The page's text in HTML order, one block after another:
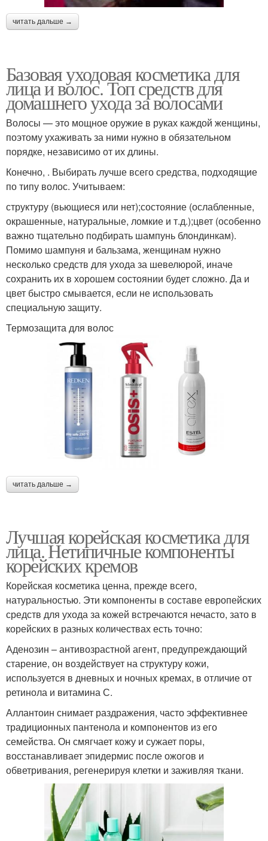
читать дальше →
Базовая уходовая косметика для
лица и волос. Топ средств для
домашнего ухода за волосами
Волосы — это мощное оружие в руках каждой женщины,
поэтому ухаживать за ними нужно в обязательном
порядке, независимо от их длины.
Конечно, . Выбирать лучше всего средства, подходящие
по типу волос. Учитываем:
структуру (вьющиеся или нет);состояние (ослабленные,
окрашенные, натуральные, ломкие и т.д.);цвет (особенно
важно тщательно подбирать шампунь блондинкам).
Помимо шампуня и бальзама, женщинам нужно
несколько средств для ухода за шевелюрой, иначе
сохранить их в хорошем состоянии будет сложно. Да и
цвет быстро смывается, если не использовать
специальную защиту.
Термозащита для волос
читать дальше →
Лучшая корейская косметика для
лица. Нетипичные компоненты
корейских кремов
Корейская косметика ценна, прежде всего,
натуральностью. Эти компоненты в составе европейских
средств для ухода за кожей встречаются нечасто, зато в
корейских в разных количествах есть точно:
Аденозин – антивозрастной агент, предупреждающий
старение, он воздействует на структуру кожи,
используется в дневных и ночных кремах, в отличие от
ретинола и витамина С.
Аллантоин снимает раздражения, часто эффективнее
традиционных пантенола и компонентов из его
семейства. Он смягчает кожу и сужает поры,
восстанавливает эпидермис после ожогов и
обветривания, регенерируя клетки и заживляя ткани.